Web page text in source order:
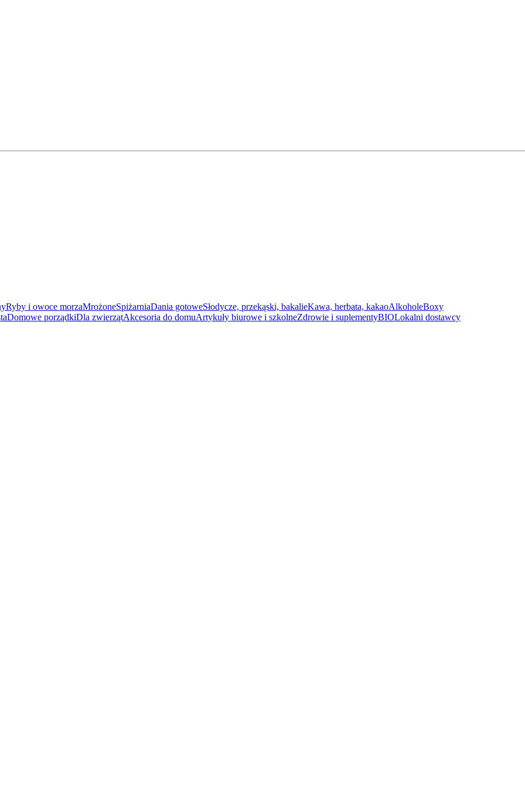
Ryby i owoce morzaMrożoneSpiżarniaDania gotoweSłodycze, przekąski, bakalieKawa, herbata, kakaoAlkoholeBoxy
Domowe porządkiDla zwierzątAkcesoria do domuArtykuły biurowe i szkolneZdrowie i suplementyBIOLokalni dostawcy